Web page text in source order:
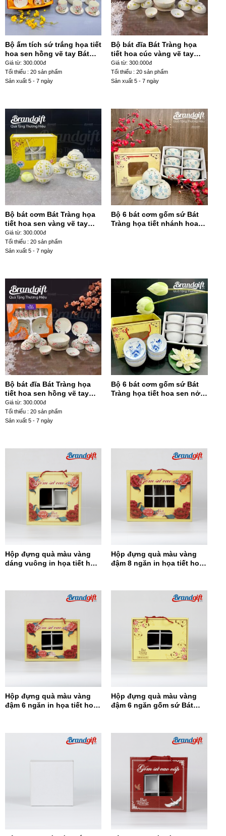
Bộ ấm tích sứ trắng họa tiết
hoa sen hồng vẽ tay Bát
Tràng AT-96
Giá từ: 300.000đ
Tối thiểu : 20 sản phẩm
Sản xuất 5 - 7 ngày
Bộ bát đĩa Bát Tràng họa
tiết hoa cúc vàng vẽ tay
BD-41
Giá từ: 300.000đ
Tối thiểu : 20 sản phẩm
Sản xuất 5 - 7 ngày
Bộ bát cơm Bát Tràng họa
tiết hoa sen vàng vẽ tay
BC10-39
Giá từ: 300.000đ
Tối thiểu : 20 sản phẩm
Sản xuất 5 - 7 ngày
Bộ 6 bát cơm gốm sứ Bát
Tràng họa tiết nhánh hoa
Bộ bát đĩa Bát Tràng họa
tiết hoa sen hồng vẽ tay
BD-44
Giá từ: 300.000đ
Tối thiểu : 20 sản phẩm
Sản xuất 5 - 7 ngày
Bộ 6 bát cơm gốm sứ Bát
Tràng họa tiết hoa sen nở
Hộp đựng quà màu vàng
dáng vuông in họa tiết hoa
Hộp đựng quà màu vàng
đậm 8 ngăn in họa tiết hoa
Hộp đựng quà màu vàng
đậm 6 ngăn in họa tiết hoa
Hộp đựng quà màu vàng
đậm 6 ngăn gốm sứ Bát